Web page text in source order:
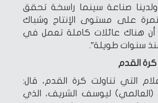
ولدينا صناعة سينما راسخة تحقق
على مستوى الإنتاج وشباك
أن هناك عائلات كاملة تعمل في
سنوات طويلة”.
كرة القدم
التي تناولت كرة القدم، قال:
(العالمي) ليوسف الشريف، الذي